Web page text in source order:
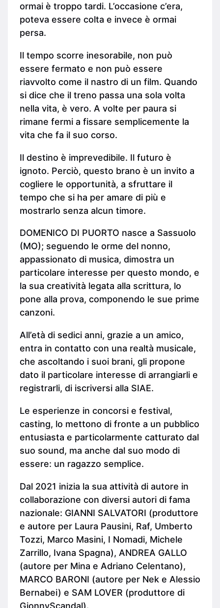
ormai è troppo tardi. L’occasione c’era,
poteva essere colta e invece è ormai
persa.
Il tempo scorre inesorabile, non può
essere fermato e non può essere
riavvolto come il nastro di un film. Quando
si dice che il treno passa una sola volta
nella vita, è vero. A volte per paura si
rimane fermi a fissare semplicemente la
vita che fa il suo corso.
Il destino è imprevedibile. Il futuro è
ignoto. Perciò, questo brano è un invito a
cogliere le opportunità, a sfruttare il
tempo che si ha per amare di più e
mostrarlo senza alcun timore.
DOMENICO DI PUORTO nasce a Sassuolo
(MO); seguendo le orme del nonno,
appassionato di musica, dimostra un
particolare interesse per questo mondo, e
la sua creatività legata alla scrittura, lo
pone alla prova, componendo le sue prime
canzoni.
All’età di sedici anni, grazie a un amico,
entra in contatto con una realtà musicale,
che ascoltando i suoi brani, gli propone
dato il particolare interesse di arrangiarli e
registrarli, di iscriversi alla SIAE.
Le esperienze in concorsi e festival,
casting, lo mettono di fronte a un pubblico
entusiasta e particolarmente catturato dal
suo sound, ma anche dal suo modo di
essere: un ragazzo semplice.
Dal 2021 inizia la sua attività di autore in
collaborazione con diversi autori di fama
nazionale: GIANNI SALVATORI (produttore
e autore per Laura Pausini, Raf, Umberto
Tozzi, Marco Masini, I Nomadi, Michele
Zarrillo, Ivana Spagna), ANDREA GALLO
(autore per Mina e Adriano Celentano),
MARCO BARONI (autore per Nek e Alessio
Bernabei) e SAM LOVER (produttore di
GionnyScandal).